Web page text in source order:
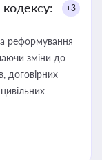
+3
реформування
зміни до
договірних